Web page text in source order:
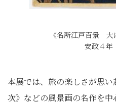
《名所江戸百景 大
安政４年
本展では、旅の楽しさが思
次》などの風景画の名作を